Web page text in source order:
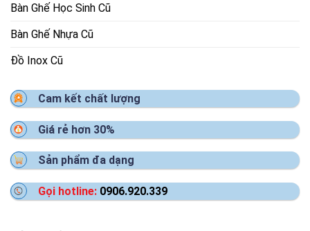
Bàn Ghế Học Sinh Cũ
Bàn Ghế Nhựa Cũ
Đồ Inox Cũ
Cam kết chất lượng
Giá rẻ hơn 30%
Sản phẩm đa dạng
Gọi hotline: 0906.920.339